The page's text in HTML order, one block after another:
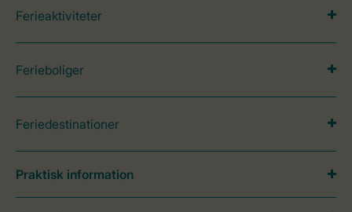
Ferieaktiviteter
Ferieboliger
Feriedestinationer
Praktisk information